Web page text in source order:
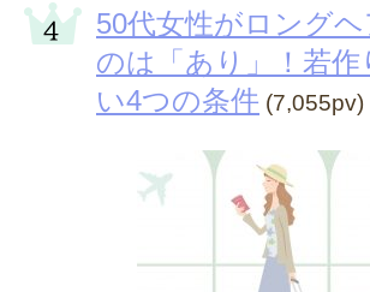
50代女性がロング
のは「あり」！若作
い4つの条件 (7,055pv)